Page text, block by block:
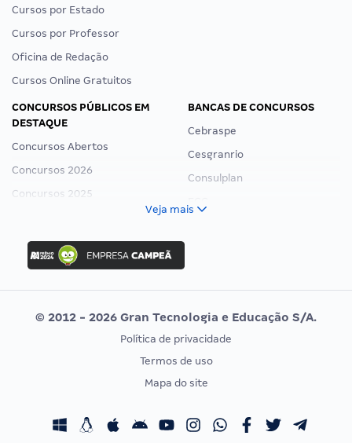
Cursos por Estado
Cursos por Professor
Oficina de Redação
Cursos Online Gratuitos
CONCURSOS PÚBLICOS EM
DESTAQUE
Concursos Abertos
Concursos 2026
Concursos 2025
Concurso Ibama
Concurso MPU
Editais publicados
BANCAS DE CONCURSOS
Cebraspe
Cesgranrio
Consulplan
Vunesp
CONCURSOS POR PROFISSÃO
Concursos Fiscais
EXAME DE ORDEM
Calendário OAB
Veja mais
© 2012 - 2026 Gran Tecnologia e Educação S/A.
Política de privacidade
Termos de uso
Mapa do site